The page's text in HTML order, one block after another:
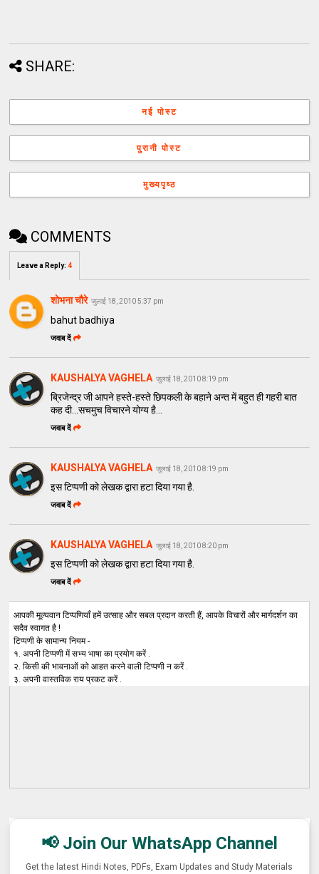
SHARE:
नई पोस्ट
पुरानी पोस्ट
मुख्यपृष्ठ
COMMENTS
Leave a Reply:4
शोभना चौरे जुलाई 18, 2010 5:37 pm
bahut badhiya
जवाब दें
KAUSHALYA VAGHELA जुलाई 18, 2010 8:19 pm
ब्रिजेन्द्र जी आपने हस्ते-हस्ते छिपकली के बहाने अन्त में बहुत ही गहरी बात
कह दी...सचमुच विचारने योग्य है...
जवाब दें
KAUSHALYA VAGHELA जुलाई 18, 2010 8:19 pm
इस टिप्पणी को लेखक द्वारा हटा दिया गया है.
जवाब दें
KAUSHALYA VAGHELA जुलाई 18, 2010 8:20 pm
इस टिप्पणी को लेखक द्वारा हटा दिया गया है.
जवाब दें
आपकी मूल्यवान टिप्पणियाँ हमें उत्साह और सबल प्रदान करती हैं, आपके विचारों और मार्गदर्शन का
सदैव स्वागत है !
टिप्पणी के सामान्य नियम -
१. अपनी टिप्पणी में सभ्य भाषा का प्रयोग करें .
२. किसी की भावनाओं को आहत करने वाली टिप्पणी न करें .
३. अपनी वास्तविक राय प्रकट करें .
📢 Join Our WhatsApp Channel
Get the latest Hindi Notes, PDFs, Exam Updates and Study Materials